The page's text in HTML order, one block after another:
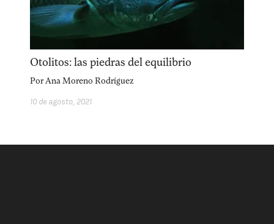
Otolitos: las piedras del equilibrio
PorAna Moreno Rodríguez
10 de agosto, 2021